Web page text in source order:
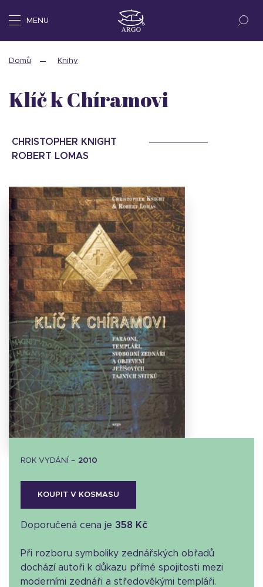
MENU
Domů Knihy
Klíč k Chíramovi
CHRISTOPHER KNIGHT
ROBERT LOMAS
ROK VYDÁNÍ – 2010
KOUPIT V KOSMASU
Doporučená cena je 358 Kč
Při rozboru symboliky zednářských obřadů
dochází autoři k důkazu přímé spojitosti mezi
moderními zednáři a středověkými templáři.